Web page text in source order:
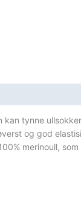
tynne
og god
merinoull,